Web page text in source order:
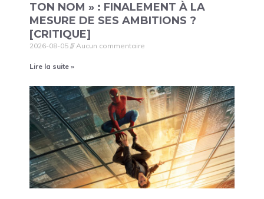
TON NOM » : FINALEMENT À LA
MESURE DE SES AMBITIONS ?
[CRITIQUE]
2026-08-05 Aucun commentaire
Lire la suite »